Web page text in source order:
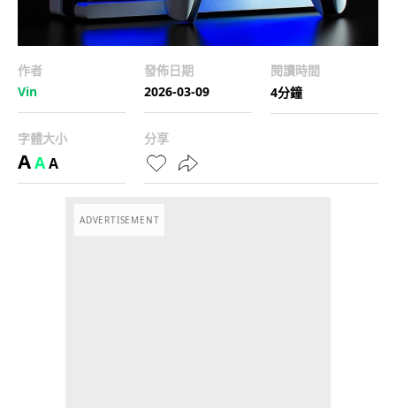
作者
Vin
發佈日期
2026-03-09
閱讀時間
4分鐘
字體大小
AAA
分享
ADVERTISEMENT